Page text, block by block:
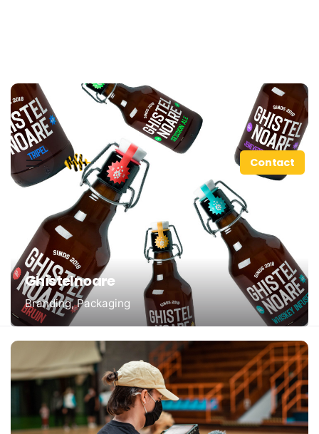
Contact
Ghistelnoare
Branding Packaging